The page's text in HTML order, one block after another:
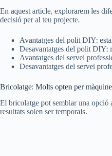
En aquest article, explorarem les
decisió per al teu projecte.
Avantatges del polit DIY:
Desavantatges del polit DIY:
Avantatges del servei
Desavantatges del servei
Bricolatge: Molts opten per
El bricolatge pot semblar una opció
resultats solen ser temporals.